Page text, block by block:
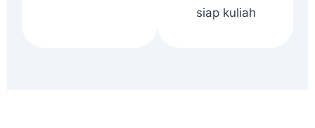
siap kuliah